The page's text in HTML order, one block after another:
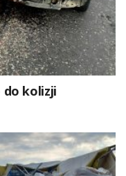
do kolizji